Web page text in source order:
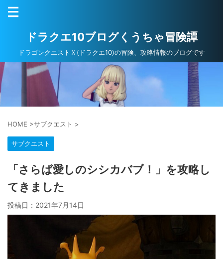
ドラクエ10ブログくうちゃ冒険譚
ドラゴンクエストＸ(ドラクエ10)の冒険、攻略情報のブログです
HOME >サブクエスト >
サブクエスト
「さらば愛しのシシカバブ！」を攻略し
てきました
投稿日： 2021年7月14日